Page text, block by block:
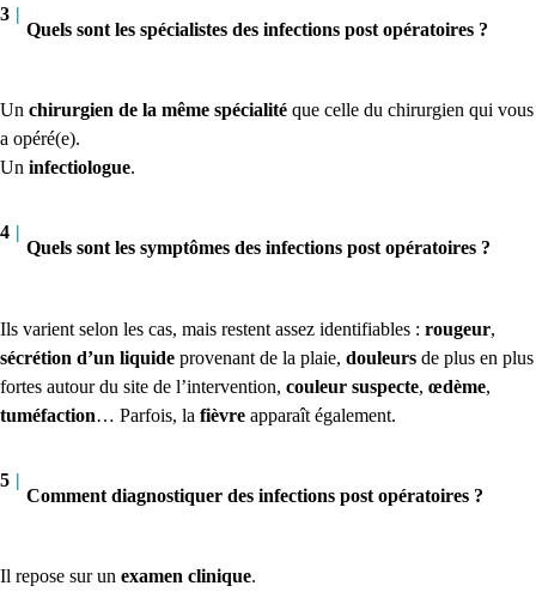
3 |
Quels sont les spécialistes des infections post opératoires ?
Un chirurgien de la même spécialité que celle du chirurgien qui vous
a opéré(e).
Un infectiologue.
4 |
Quels sont les symptômes des infections post opératoires ?
Ils varient selon les cas, mais restent assez identifiables : rougeur,
sécrétion d’un liquide provenant de la plaie, douleurs de plus en plus
fortes autour du site de l’intervention, couleur suspecte, œdème,
tuméfaction… Parfois, la fièvre apparaît également.
5 |
Comment diagnostiquer des infections post opératoires ?
Il repose sur un examen clinique.